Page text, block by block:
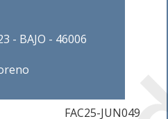
- BAJO - 46006
FAC25-JUN049